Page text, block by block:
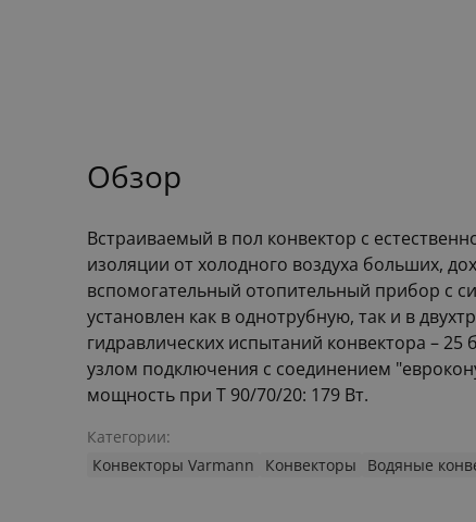
Обзор
Встраиваемый в пол конвектор с
изоляции от холодного воздуха больших,
вспомогательный отопительный прибор с
установлен как в однотрубную, так и в
гидравлических испытаний конвектора –
узлом подключения с соединением
мощность при Т 90/70/20: 179 Вт.
Категории:
Конвекторы Varmann
Конвекторы Водяные